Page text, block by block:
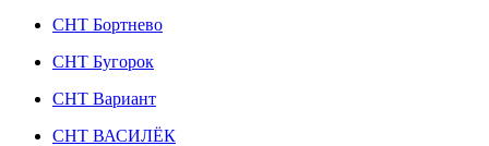
СНТ Бортнево
СНТ Бугорок
СНТ Вариант
СНТ ВАСИЛЁК